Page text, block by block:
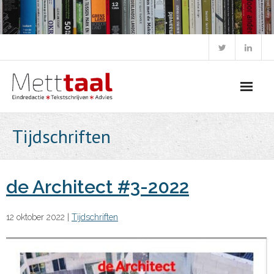
Skip
to
content
Tijdschriften
de Architect #3-2022
12 oktober 2022 Tijdschriften